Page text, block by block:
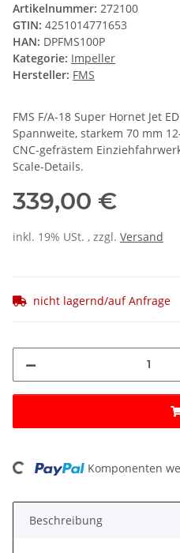
Artikelnummer: 272100
GTIN: 4251014771653
HAN: DPFMS100P
Kategorie: Impeller
Hersteller: FMS
FMS F/A-18 Super Hornet Jet
Spannweite, starkem 70 mm
CNC-gefrästem
Scale-Details.
339,00 €
inkl. 19% USt. , zzgl. Versand
nicht lagernd/auf Anfrage
Komponenten
Beschreibung